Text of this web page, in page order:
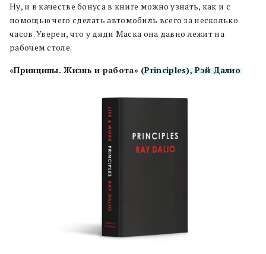
Ну, и в качестве бонуса в книге можно узнать, как и с
помощью чего сделать автомобиль всего за несколько
часов. Уверен, что у дяди Маска она давно лежит на
рабочем столе.
«Принципы. Жизнь и работа» (Principles), Рэй Далио